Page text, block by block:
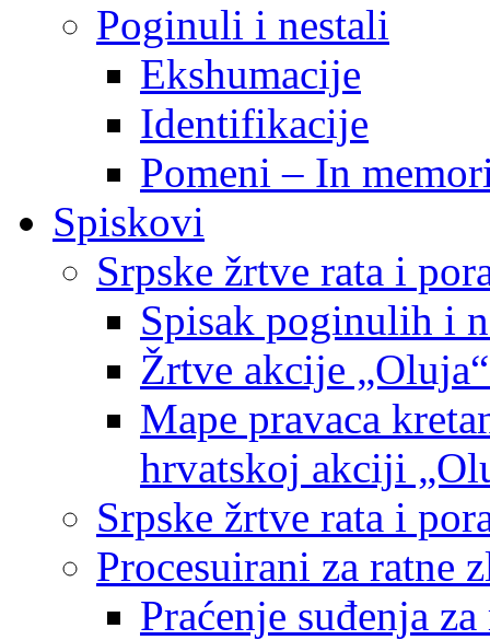
Poginuli i nestali
Ekshumacije
Identifikacije
Pomeni – In
Spiskovi
Srpske žrtve rata i
Spisak poginulih i
Žrtve akcije
Mape pravaca
hrvatskoj akciji
Srpske žrtve rata i
Procesuirani za ratne
Praćenje suđenja